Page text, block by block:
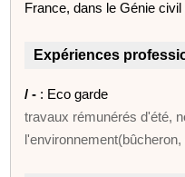
France, dans le Génie
Expériences
/ - : Eco garde
travaux rémunérés d'été,